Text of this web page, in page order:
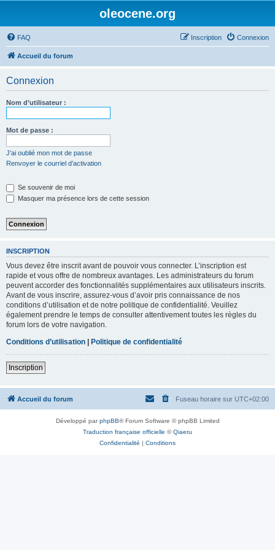
oleocene.org
FAQ Connexion
Inscription
Accueil du forum
Connexion
Nom d’utilisateur :
Mot de passe :
J’ai oublié mon mot de passe
Renvoyer le courriel d’activation
Se souvenir de moi
Masquer ma présence lors de cette session
INSCRIPTION
Vous devez être inscrit avant de pouvoir vous connecter. L’inscription est
rapide et vous offre de nombreux avantages. Les administrateurs du forum
peuvent accorder des fonctionnalités supplémentaires aux utilisateurs inscrits.
Avant de vous inscrire, assurez-vous d’avoir pris connaissance de nos
conditions d’utilisation et de notre politique de confidentialité. Veuillez
également prendre le temps de consulter attentivement toutes les règles du
forum lors de votre navigation.
Conditions d’utilisation | Politique de confidentialité
Inscription
Accueil du forum Fuseau horaire sur UTC+02:00
Développé parphpBB® Forum Software © phpBB Limited
Traduction française officielle ©Qiaeru
Confidentialité | Conditions